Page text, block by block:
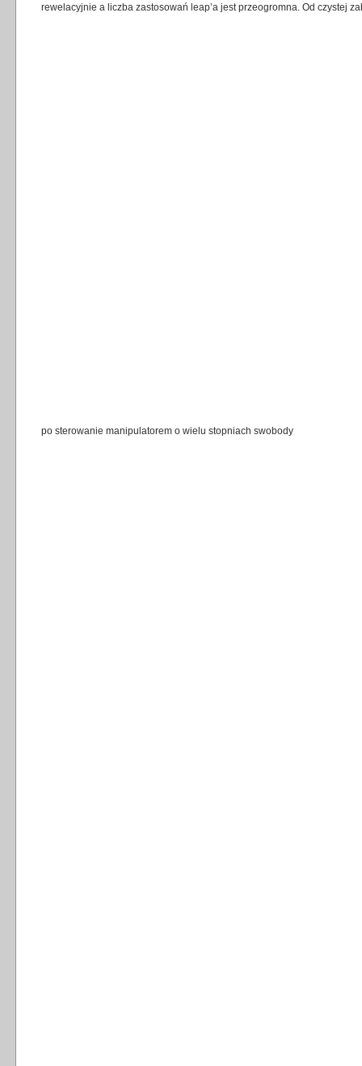
rewelacyjnie a liczba zastosowań leap’a jest przeogromna. Od czystej
po sterowanie manipulatorem o wielu stopniach swobody